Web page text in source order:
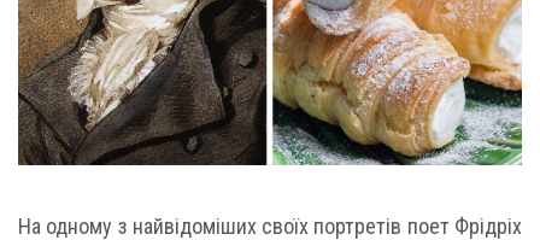
На одному з найвідоміших своїх портретів поет Фрідріх